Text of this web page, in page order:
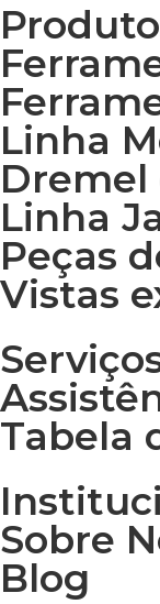
Linha
Dremel
Linha
Peças
Vistas
Tabela
Sobre
Blog